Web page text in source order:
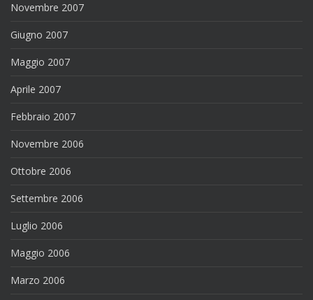
Novembre 2007
Giugno 2007
Maggio 2007
Aprile 2007
Febbraio 2007
Novembre 2006
Ottobre 2006
Settembre 2006
Luglio 2006
Maggio 2006
Marzo 2006